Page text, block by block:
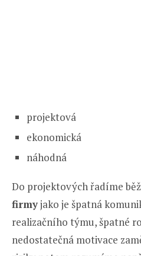
projektová
ekonomická
náhodná
Do projektových řadíme
firmyjako je špatná
realizačního týmu, špatné
nedostatečná motivace